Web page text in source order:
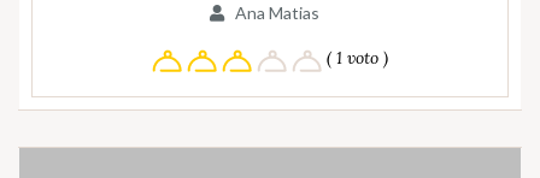
Ana Matias
( 1 voto )